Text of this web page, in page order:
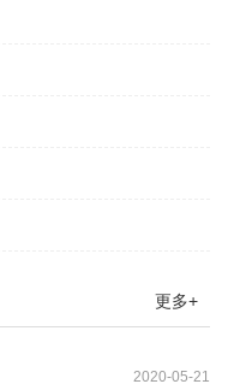
更多+
2020-05-21